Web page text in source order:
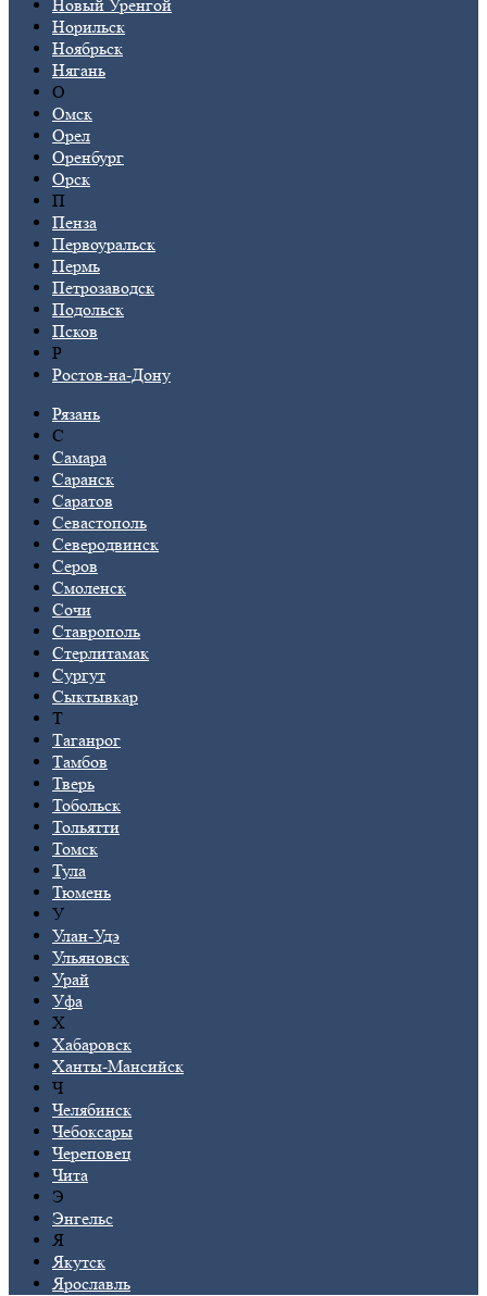
Новый Уренгой
Норильск
Ноябрьск
Нягань
О
Омск
Орел
Оренбург
Орск
П
Пенза
Первоуральск
Пермь
Петрозаводск
Подольск
Псков
Р
Ростов-на-Дону
Рязань
С
Самара
Саранск
Саратов
Севастополь
Северодвинск
Серов
Смоленск
Сочи
Ставрополь
Стерлитамак
Сургут
Сыктывкар
Т
Таганрог
Тамбов
Тверь
Тобольск
Тольятти
Томск
Тула
Тюмень
У
Улан-Удэ
Ульяновск
Урай
Уфа
Х
Хабаровск
Ханты-Мансийск
Ч
Челябинск
Чебоксары
Череповец
Чита
Э
Энгельс
Я
Якутск
Ярославль